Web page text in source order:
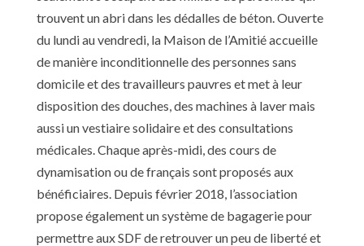
trouvent un abri dans les dédalles de béton. Ouverte
du lundi au vendredi, la Maison de l’Amitié accueille
de manière inconditionnelle des personnes sans
domicile et des travailleurs pauvres et met à leur
disposition des douches, des machines à laver mais
aussi un vestiaire solidaire et des consultations
médicales. Chaque après-midi, des cours de
dynamisation ou de français sont proposés aux
bénéficiaires. Depuis février 2018, l’association
propose également un système de bagagerie pour
permettre aux SDF de retrouver un peu de liberté et